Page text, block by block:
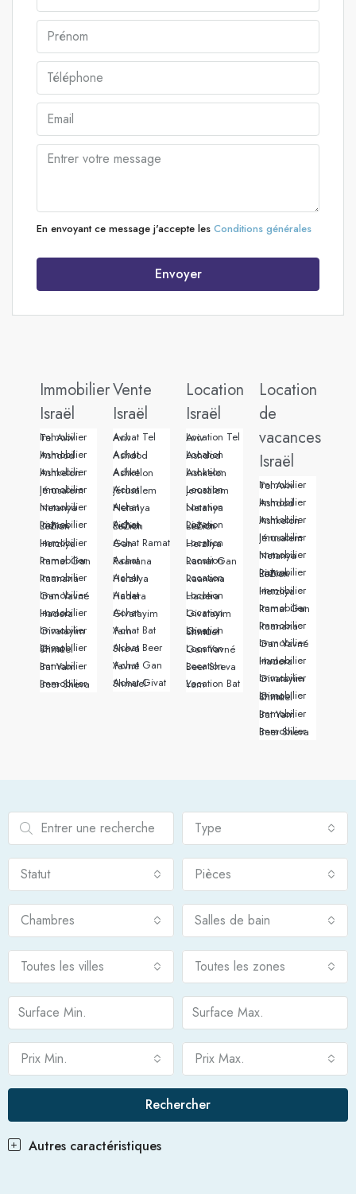
En envoyant ce message j'accepte les Conditions générales
Envoyer
Immobilier
Israël
Immobilier Tel Aviv
Immobilier Ashdod
Immobilier Ashkelon
Immobilier Jérusalem
Immobilier Netanya
Immobilier Rishon LeZion
Immobilier Herzliya
Immobilier Ramat Gan
Immobilier Raanana
Immobilier Gan Yavné
Immobilier Hadera
Immobilier Givatayim
Immobilier Givat Shmuel
Immobilier Bat Yam
Immobilier Beer Sheva
Vente
Israël
Achat Tel Aviv
Achat Ashdod
Achat Ashkelon
Achat Jérusalem
Achat Netanya
Achat Rishon LeZion
Achat Ramat Gan
Achat Raanana
Achat Herzliya
Achat Hadera
Achat Givatayim
Achat Bat Yam
Achat Beer Sheva
Achat Gan Yavné
Achat Givat Shmuel
Location
Israël
Location Tel Aviv
Location Ashdod
Location Ashkelon
Location Jerusalem
Location Netanya
Location Rishon LeZion
Location Herzliya
Location Ramat Gan
Location Raanana
Location Hadera
Location Givatayim
Location Givat Shmuel
Location Gan Yavné
Location Beer Sheva
Location Bat Yam
Location
de
vacances
Israël
Immobilier Tel Aviv
Immobilier Ashdod
Immobilier Ashkelon
Immobilier Jérusalem
Immobilier Netanya
Immobilier Rishon LeZion
Immobilier Herzliya
Immobilier Ramat Gan
Immobilier Raanana
Immobilier Gan Yavné
Immobilier Hadera
Immobilier Givatayim
Immobilier Givat Shmuel
Immobilier Bat Yam
Immobilier Beer Sheva
Type
Statut Pièces
Chambres Salles de bain
Toutes les villes Toutes les zones
Prix Min. Prix Max.
Rechercher
Autres caractéristiques